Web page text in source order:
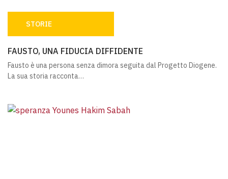
STORIE
FAUSTO, UNA FIDUCIA DIFFIDENTE
Fausto è una persona senza dimora seguita dal Progetto Diogene.
La sua storia racconta…